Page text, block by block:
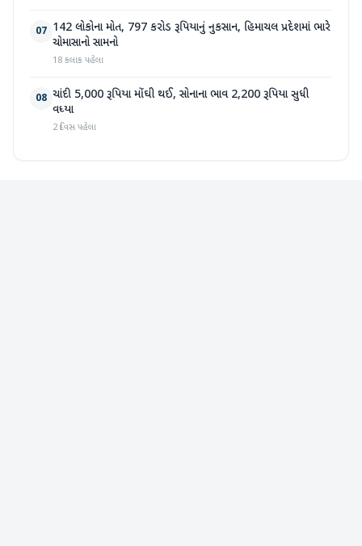
07 142 લોકોના મોત, 797 કરોડ રૂપિયાનું નુકસાન, હિમાચલ પ્રદેશમાં ભારે
ચોમાસાનો સામનો
18 કલાક પહેલા
08 ચાંદી 5,000 રૂપિયા મોંઘી થઈ, સોનાના ભાવ 2,200 રૂપિયા સુધી
વધ્યા
2 દિવસ પહેલા